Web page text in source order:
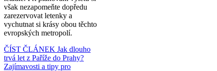
však nezapomeňte dopředu
zarezervovat letenky a
vychutnat si krásy obou těchto
evropských metropolí.
ČÍST ČLÁNEK Jak dlouho
trvá let z Paříže do Prahy?
Zajímavosti a tipy pro